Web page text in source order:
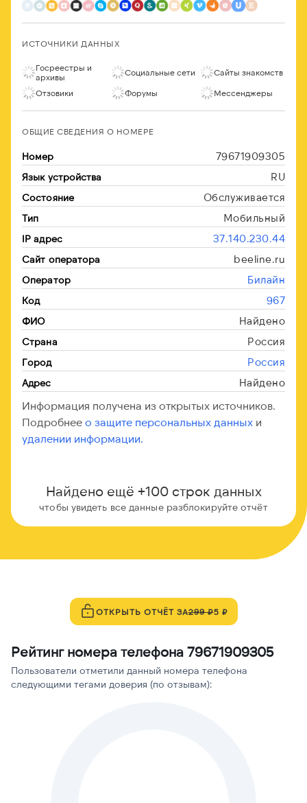
ИСТОЧНИКИ ДАННЫХ
Госреестры и
архивы
Социальные сети Сайты знакомств
Отзовики Форумы Мессенджеры
ОБЩИЕ СВЕДЕНИЯ О НОМЕРЕ
Номер 79671909305
Язык устройства RU
Состояние Обслуживается
Тип Мобильный
IP адрес 37.140.230.44
Сайт оператора beeline.ru
Оператор Билайн
Код 967
ФИО Найдено
Страна Россия
Город Россия
Адрес Найдено
Информация получена из открытых источников.
Подробнее о защите персональных данных и
удалении информации.
Найдено ещё +100 строк данных
чтобы увидеть все данные разблокируйте отчёт
ОТКРЫТЬ ОТЧЁТ ЗА299 ₽5 ₽
Рейтинг номера телефона 79671909305
Пользователи отметили данный номера телефона
следующими тегами доверия (по отзывам):